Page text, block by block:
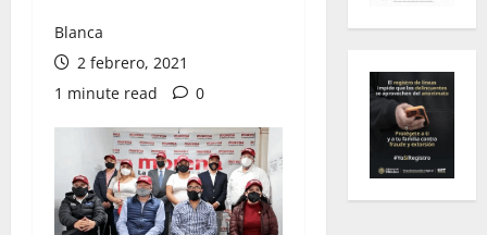
Blanca
2 febrero, 2021
1 minute read
0